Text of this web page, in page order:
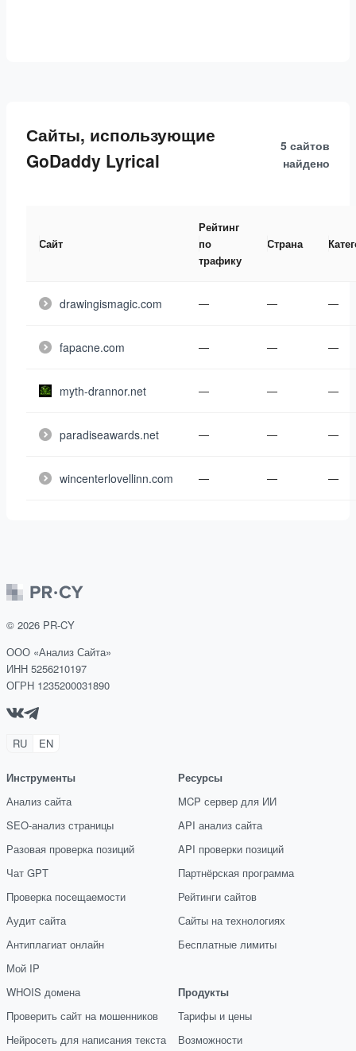
Сайты, использующие
GoDaddy Lyrical
5 сайтов
найдено
Сайт
Рейтинг
по
трафику
Страна
drawingismagic.com — — —
fapacne.com — — —
myth-drannor.net — — —
paradiseawards.net — — —
wincenterlovellinn.com — — —
© 2026 PR-CY
ООО «Анализ Сайта»
ИНН 5256210197
ОГРН 1235200031890
RU EN
Инструменты
Анализ сайта
SEO-анализ страницы
Разовая проверка позиций
Чат GPT
Проверка посещаемости
Аудит сайта
Антиплагиат онлайн
Мой IP
WHOIS домена
Проверить сайт на мошенников
Нейросеть для написания текста
Ресурсы
MCP сервер для ИИ
API анализ сайта
API проверки позиций
Партнёрская программа
Рейтинги сайтов
Сайты на технологиях
Бесплатные лимиты
Продукты
Тарифы и цены
Возможности